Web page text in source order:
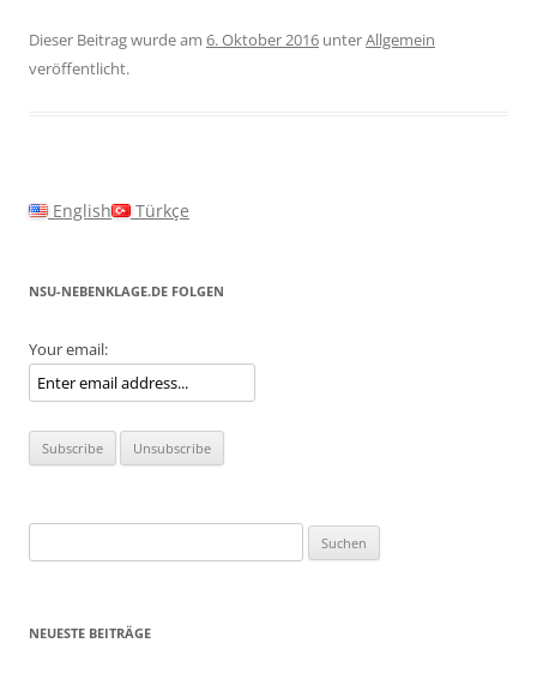
Dieser Beitrag wurde am 6. Oktober 2016 unterAllgemein
veröffentlicht.
English Türkçe
NSU-NEBENKLAGE.DE FOLGEN
Your email:
nach:
NEUESTE BEITRÄGE